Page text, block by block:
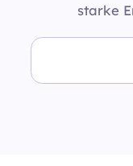
starke